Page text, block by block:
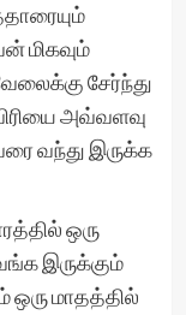
மிகவும்
சேர்ந்து
அவ்வளவு
வந்து இருக்க
ஒரு
இருக்கும்
ஒரு மாதத்தில்